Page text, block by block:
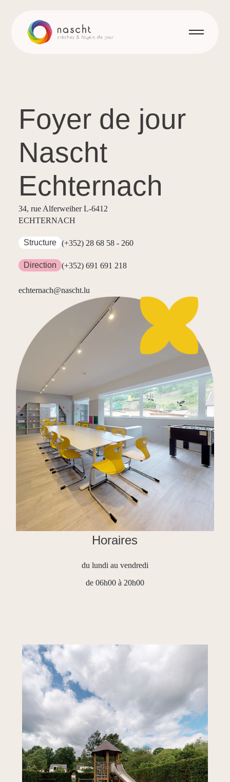
Foyer de jour
Nascht
Echternach
34, rue Alferweiher L-6412
ECHTERNACH
Structure (+352) 28 68 58 - 260
Direction (+352) 691 691 218
echternach@nascht.lu
Horaires
du lundi au vendredi
de 06h00 à 20h00